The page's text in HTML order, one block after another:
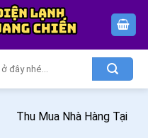
Thu Mua Nhà Hàng Tại